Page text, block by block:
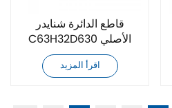
قاطع الدائرة شنايدر
C63H32D630 الأصلي
الجديد
اقرأ المزيد